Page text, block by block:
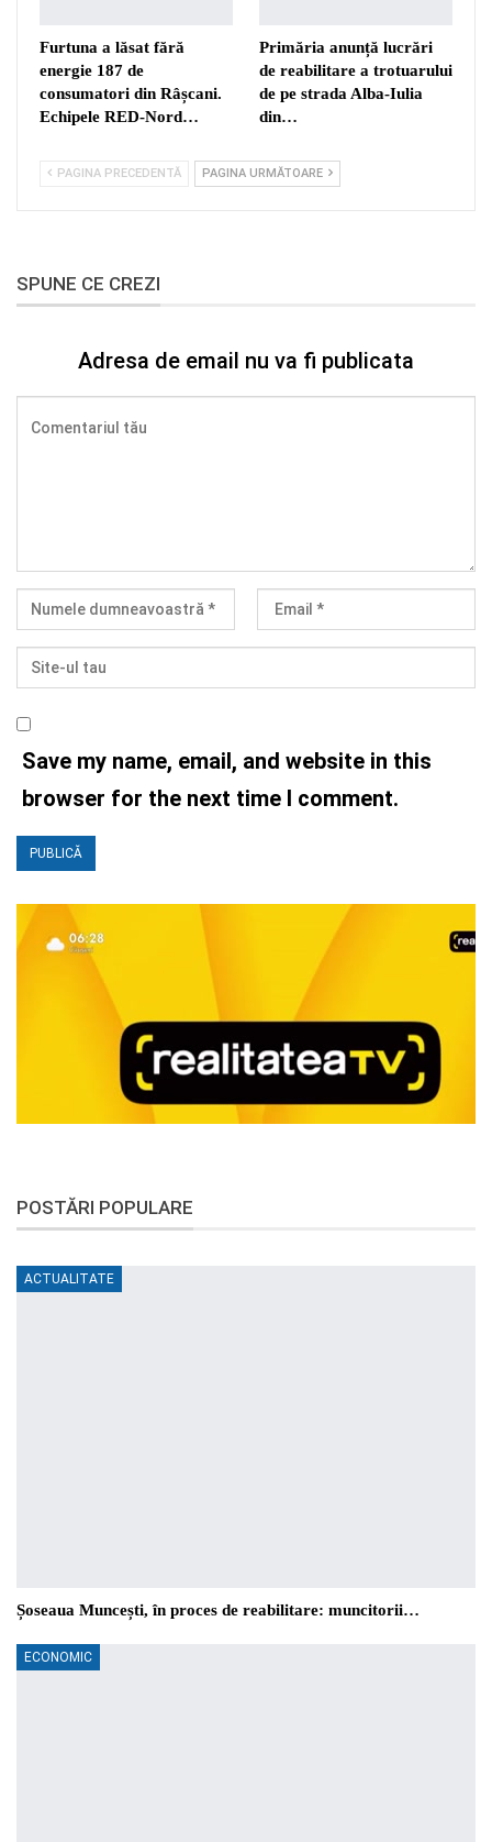
Furtuna a lăsat fără
energie 187 de
consumatori din Râșcani.
Echipele RED-Nord…
Primăria anunță lucrări
de reabilitare a trotuarului
de pe strada Alba-Iulia
din…
PAGINA PRECEDENTĂ PAGINA URMĂTOARE
SPUNE CE CREZI
Adresa de email nu va fi publicata
Save my name, email, and website in this
browser for the next time I comment.
POSTĂRI POPULARE
ACTUALITATE
Șoseaua Muncești, în proces de reabilitare: muncitorii…
ECONOMIC